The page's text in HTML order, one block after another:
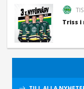
Triss i